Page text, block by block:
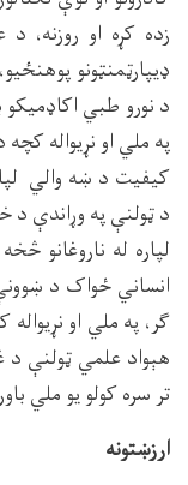
زده کړه او روزنه،
ډيپارټمنټونو
د نورو طبي
په ملي او نړیواله
کیفیت د ښه والي
د ټولنې په وړاندې د
لپاره له ناروغانو
انساني ځواک د
ګر، په ملي او
هېواد علمي ټولنې د
تر سره کولو یو ملي
ارزښتونه